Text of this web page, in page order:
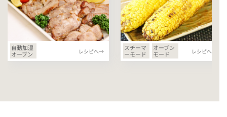
自動加湿
オーブン
レシピへ→
スチーマ
ーモード
オーブン
モード
レシピへ→